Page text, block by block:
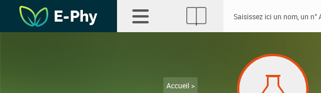
Accueil >